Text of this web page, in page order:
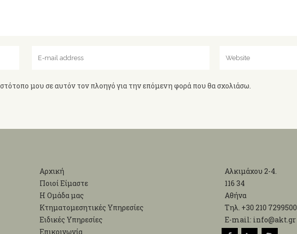
μου σε αυτόν τον πλοηγό για την επόμενη φορά που θα σχολιάσω.
Αρχική
Ποιοί Είμαστε
Η Ομάδα μας
Κτηματομεσητικές Υπηρεσίες
Ειδικές Υπηρεσίες
Επικοινωνία
Αλκιμάχου 2-4.
116 34
Αθήνα
Τηλ. +30 210 7299500
Ε-mail: info@akt.gr